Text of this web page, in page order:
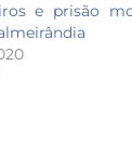
e prisão